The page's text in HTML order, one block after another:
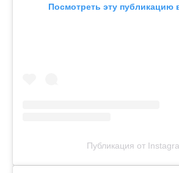
Посмотреть эту публикацию
Публикация от